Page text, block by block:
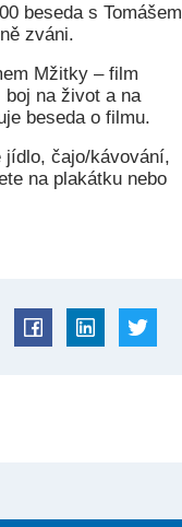
beseda s Tomášem
zváni.
Mžitky – film
na život a na
beseda o filmu.
jídlo, čajo/kávování,
na plakátku nebo